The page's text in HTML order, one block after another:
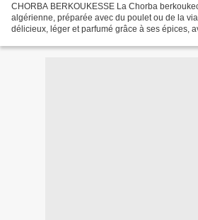
CHORBA BERKOUKESSE La Chorba
algérienne, préparée avec du poulet ou de la
délicieux, léger et parfumé grâce à ses épices,